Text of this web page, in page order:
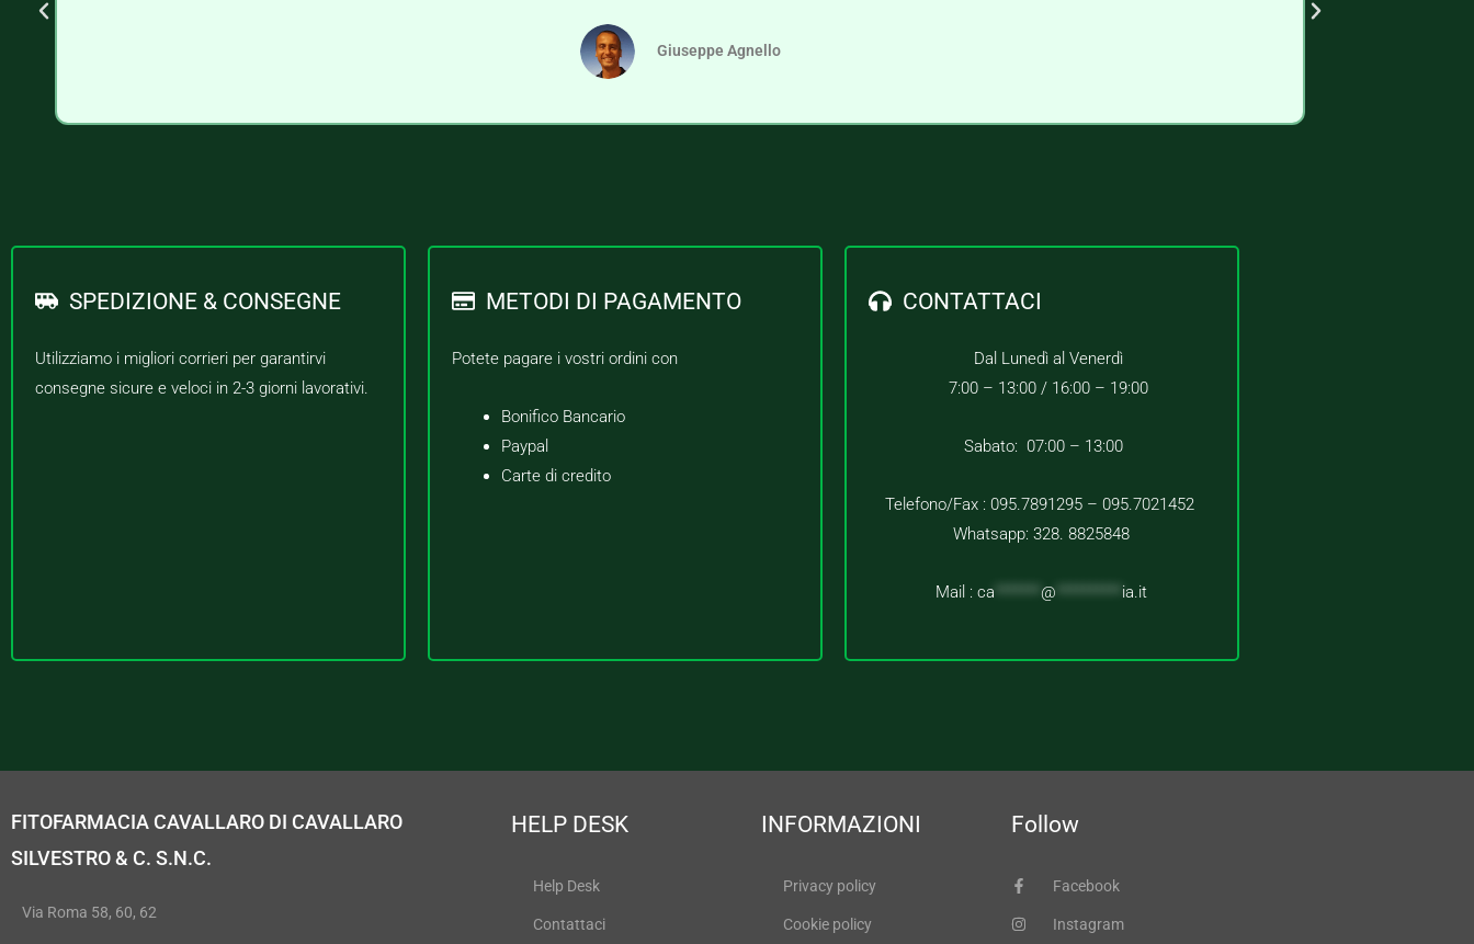
Giuseppe Agnello
SPEDIZIONE & CONSEGNE
Utilizziamo i migliori corrieri per garantirvi
consegne sicure e veloci in 2-3 giorni lavorativi.
METODI DI PAGAMENTO
Potete pagare i vostri ordini con
Bonifico Bancario
Paypal
Carte di credito
CONTATTACI
Dal Lunedì al Venerdì
7:00 – 13:00 / 16:00 – 19:00
Sabato: 07:00 – 13:00
Telefono/Fax : 095.7891295 – 095.7021452
Whatsapp: 328. 8825848
Mail :ca *******@ ia.it
FITOFARMACIA CAVALLARO DI CAVALLARO
SILVESTRO & C. S.N.C.
Via Roma 58, 60, 62
HELP DESK
Help Desk
Contattaci
INFORMAZIONI
Privacy policy
Cookie policy
Follow
Facebook
Instagram